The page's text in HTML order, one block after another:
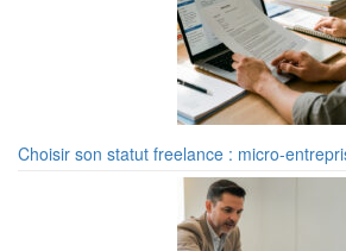
Choisir son statut freelance : micro-